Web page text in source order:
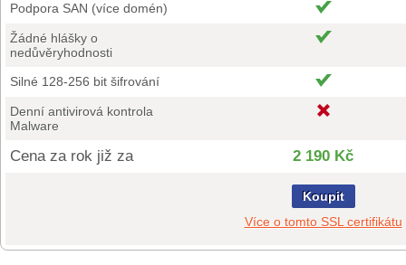
Podpora SAN (více domén)
Žádné hlášky o
nedůvěryhodnosti
Silné 128-256 bit šifrování
Denní antivirová kontrola
Malware
Cena za rok již za 2 190 Kč
Koupit
Více o tomto SSL certifikátu